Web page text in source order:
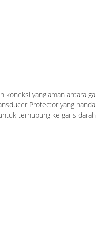
yang aman antara
Protector yang
terhubung ke garis